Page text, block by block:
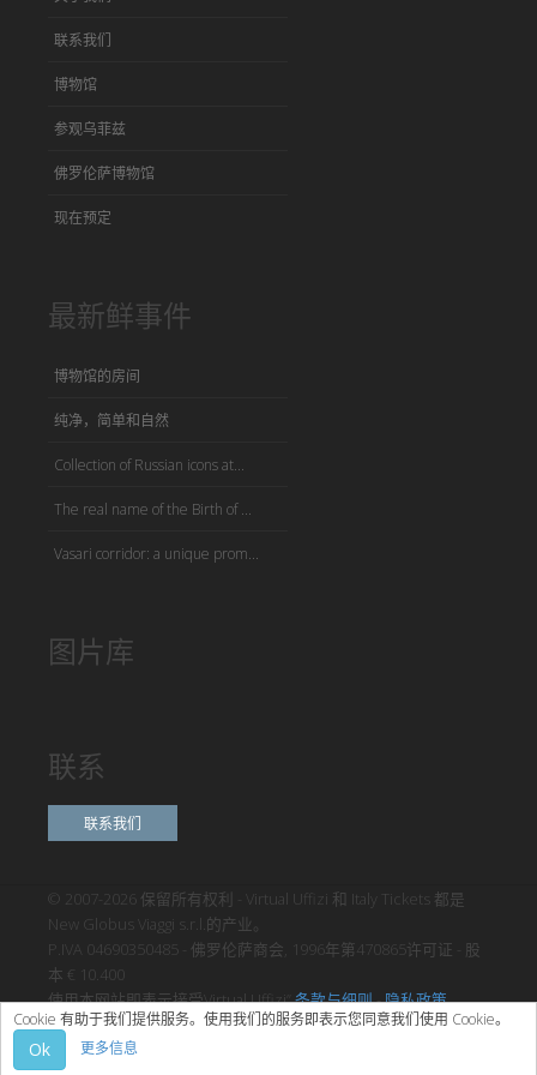
联系我们
博物馆
参观乌菲兹
佛罗伦萨博物馆
现在预定
最新鲜事件
博物馆的房间
纯净，简单和自然
Collection of Russian icons at...
The real name of the Birth of ...
Vasari corridor: a unique prom...
图片库
联系
联系我们
© 2007-2026 保留所有权利 - Virtual Uffizi 和 Italy Tickets 都是
New Globus Viaggi s.r.l.的产业。
P.IVA 04690350485 - 佛罗伦萨商会, 1996年第470865许可证 - 股
本 € 10.400
使用本网站即表示接受Virtual Uffizi”条款与细则-隐私政策
Cookie 有助于我们提供服务。使用我们的服务即表示您同意我们使用 Cookie。
Ok 更多信息